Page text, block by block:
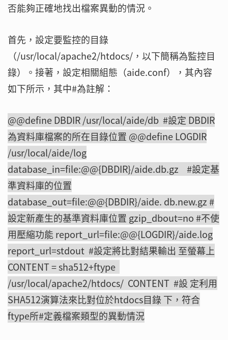
否能夠正確地找出檔案異動的情況。
首先，設定要監控的目錄
（/usr/local/apache2/htdocs/，以下簡稱為監控目
錄）。接著，設定相關組態（aide.conf），其內容
如下所示，其中#為註解：
@@define DBDIR /usr/local/aide/db #設定 DBDIR
為資料庫檔案的所在目錄位置 @@define LOGDIR
/usr/local/aide/log
database_in=file:@@{DBDIR}/aide.db.gz #設定基
準資料庫的位置
database_out=file:@@{DBDIR}/aide. db.new.gz #
設定新產生的基準資料庫位置 gzip_dbout=no #不使
用壓縮功能 report_url=file:@@{LOGDIR}/aide.log
report_url=stdout #設定將比對結果輸出 至螢幕上
CONTENT = sha512+ftype
/usr/local/apache2/htdocs/ CONTENT #設 定利用
SHA512演算法來比對位於htdocs目錄 下，符合
ftype所#定義檔案類型的異動情況